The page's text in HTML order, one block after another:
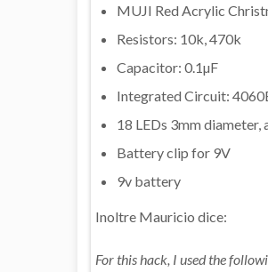
MUJI Red Acrylic
Resistors: 10k, 470k
Capacitor: 0.1µF
Integrated Circuit:
18 LEDs 3mm diameter,
Battery clip for 9V
9v battery
Inoltre Mauricio dice:
For this hack, I used the